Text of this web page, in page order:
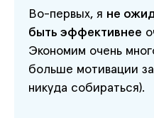
Во-первых, я не
быть эффективнее
Экономим очень
больше мотивации
никуда собираться).